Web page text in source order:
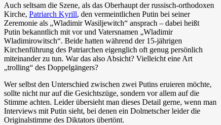
Auch seltsam die Szene, als das Oberhaupt der russisch-orthodoxen
Kirche, Patriarch Kyrill, den vermeintlichen Putin bei seiner
Zeremonie als „Wladimir Wasiljewitch“ ansprach – dabei heißt
Putin bekanntlich mit vor und Vatersnamen „Wladimir
Wladimirowitsch“. Beide hatten während der 15-jährigen
Kirchenführung des Patriarchen eigenglich oft genug persönlich
miteinander zu tun. War das also Absicht? Vielleicht eine Art
„trolling“ des Doppelgängers?
Wer selbst den Unterschied zwischen zwei Putins eruieren möchte,
sollte nicht nur auf die Gesichtszüge, sondern vor allem auf die
Stimme achten. Leider übersieht man dieses Detail gerne, wenn man
Interviews mit Putin sieht, bei denen ein Dolmetscher leider die
Originalstimme des Diktators übertönt.